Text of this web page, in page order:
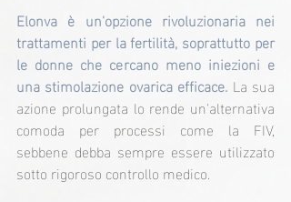
Elonva è un'opzione rivoluzionaria nei
trattamenti per la fertilità, soprattutto per
le donne che cercano meno iniezioni e
una stimolazione ovarica efficace. La sua
azione prolungata lo rende un'alternativa
comoda per processi come la FIV,
sebbene debba sempre essere utilizzato
sotto rigoroso controllo medico.